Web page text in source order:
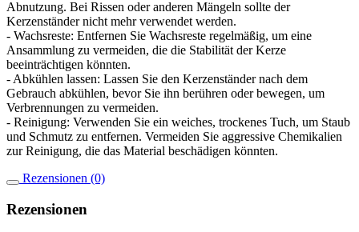
Abnutzung. Bei Rissen oder anderen Mängeln sollte der
Kerzenständer nicht mehr verwendet werden.
- Wachsreste: Entfernen Sie Wachsreste regelmäßig, um eine
Ansammlung zu vermeiden, die die Stabilität der Kerze
beeinträchtigen könnten.
- Abkühlen lassen: Lassen Sie den Kerzenständer nach dem
Gebrauch abkühlen, bevor Sie ihn berühren oder bewegen, um
Verbrennungen zu vermeiden.
- Reinigung: Verwenden Sie ein weiches, trockenes Tuch, um Staub
und Schmutz zu entfernen. Vermeiden Sie aggressive Chemikalien
zur Reinigung, die das Material beschädigen könnten.
Rezensionen (0)
Rezensionen